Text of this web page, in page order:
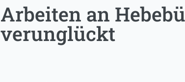
Arbeiten an
verunglückt